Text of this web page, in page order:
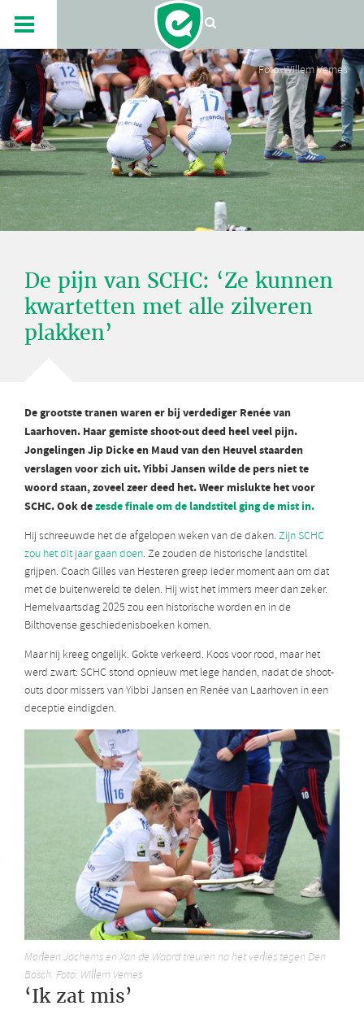
Foto: Willem Vernes
De pijn van SCHC: ‘Ze kunnen
kwartetten met alle zilveren
plakken’
De grootste tranen waren er bij verdediger Renée van
Laarhoven. Haar gemiste shoot-out deed heel veel pijn.
Jongelingen Jip Dicke en Maud van den Heuvel staarden
verslagen voor zich uit. Yibbi Jansen wilde de pers niet te
woord staan, zoveel zeer deed het. Weer mislukte het voor
SCHC. Ook dezesde finale om de landstitel ging de mist in.
Hij schreeuwde het de afgelopen weken van de daken. Zijn SCHC
zou het dit jaar gaan doen. Ze zouden de historische landstitel
grijpen. Coach Gilles van Hesteren greep ieder moment aan om dat
met de buitenwereld te delen. Hij wist het immers meer dan zeker.
Hemelvaartsdag 2025 zou een historische worden en in de
Bilthovense geschiedenisboeken komen.
Maar hij kreeg ongelijk. Gokte verkeerd. Koos voor rood, maar het
werd zwart: SCHC stond opnieuw met lege handen, nadat de shoot-
outs door missers van Yibbi Jansen en Renée van Laarhoven in een
deceptie eindigden.
Marleen Jochems en Xan de Waard treuren na het verlies tegen Den
Bosch. Foto: Willem Vernes
‘Ik zat mis’